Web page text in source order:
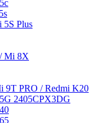
Plus
Mi 8X
9T PRO / Redmi K20
2405CPX3DG